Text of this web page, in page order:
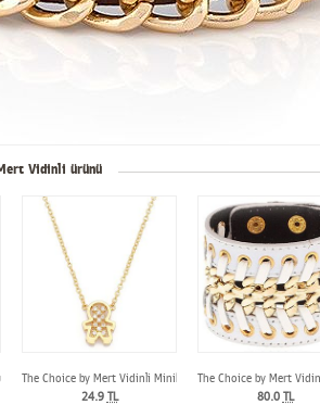
Vidinli ürünü
Renk Zümrüt Yeşil Küpe
The Choice by Mert Vidinli Minik Çocuk Kolye
24.9 TL
The Choice by Mert
80.0 TL